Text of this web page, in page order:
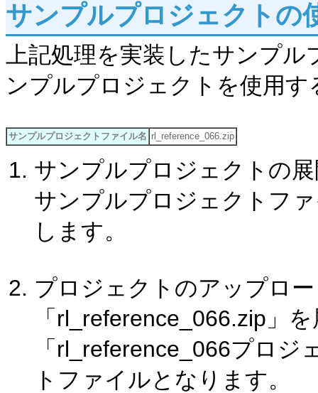
サンプルプロジェクトの
上記処理を実装したサンプ
ンプルプロジェクトを使用
サンプルプロジェクトファイル名 rl_reference_066.zip
サンプルプロジェクトの
サンプルプロジェクトフ
します。
プロジェクトのアップロ
「rl_reference_066.zip」
「rl_reference_066プロ
トファイルとなります。